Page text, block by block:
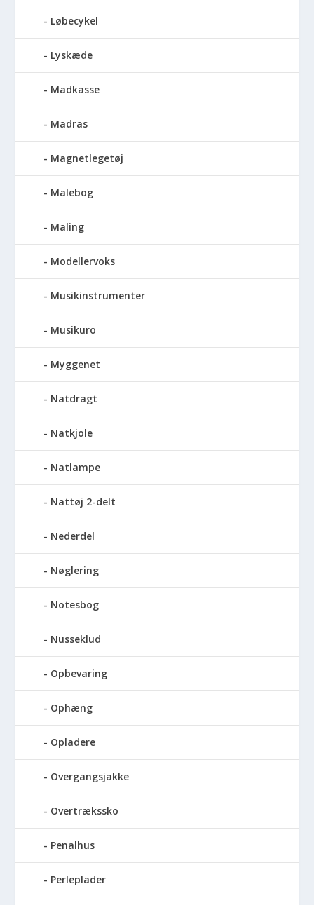
Løbecykel
Lyskæde
Madkasse
Madras
Magnetlegetøj
Malebog
Maling
Modellervoks
Musikinstrumenter
Musikuro
Myggenet
Natdragt
Natkjole
Natlampe
Nattøj 2-delt
Nederdel
Nøglering
Notesbog
Nusseklud
Opbevaring
Ophæng
Opladere
Overgangsjakke
Overtrækssko
Penalhus
Perleplader